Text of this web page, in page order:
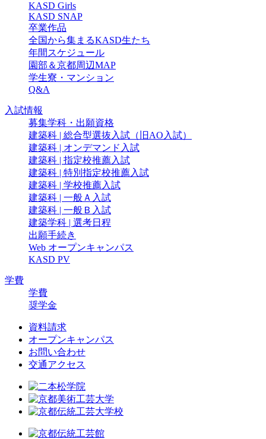
KASD Girls
KASD SNAP
卒業作品
全国から集まるKASD生たち
年間スケジュール
園部＆京都周辺MAP
学生寮・マンション
Q&A
入試情報
募集学科・出願資格
建築科 | 総合型選抜入試（旧AO入試）
建築科 | オンデマンド入試
建築科 | 指定校推薦入試
建築科 | 特別指定校推薦入試
建築科 | 学校推薦入試
建築科 | 一般Ａ入試
建築科 | 一般Ｂ入試
建築学科 | 選考日程
出願手続き
Web オープンキャンパス
KASD PV
学費
学費
奨学金
資料請求
オープンキャンパス
お問い合わせ
交通アクセス